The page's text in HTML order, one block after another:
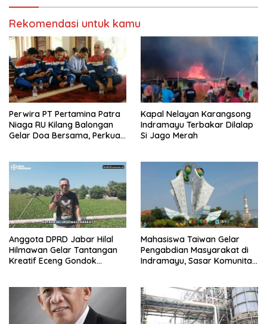
Rekomendasi untuk kamu
Perwira PT Pertamina Patra
Niaga RU Kilang Balongan
Gelar Doa Bersama, Perkuat
Kapal Nelayan Karangsong
Indramayu Terbakar Dilalap
Si Jago Merah
Anggota DPRD Jabar Hilal
Hilmawan Gelar Tantangan
Kreatif Eceng Gondok
Mahasiswa Taiwan Gelar
Pengabdian Masyarakat di
Indramayu, Sasar Komunitas